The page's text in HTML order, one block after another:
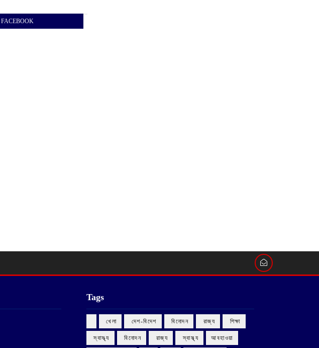
FACEBOOK
Tags
‌ খেলা ‌ দেশ-বিদেশ ‌ বিনোদন ‌ রাজ্য ‌ শিক্ষা
‌ স্বাস্থ্য ‌ বিনোদন ‌ রাজ্য ‌ স্বাস্থ্য আবহাওয়া